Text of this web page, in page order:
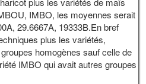
IMBO, les moyennes serait
29.6667A, 19333B.En bref
plus les variétés,
homogènes sauf celle de
IMBO qui avait autres groupes